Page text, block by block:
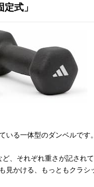
式」
いる一体型のダンベルです。
、それぞれ重さが記され
見かける、もっともクラシ